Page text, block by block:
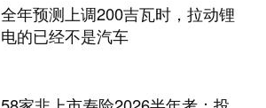
全年预测上调200吉瓦时，拉动锂
电的已经不是汽车